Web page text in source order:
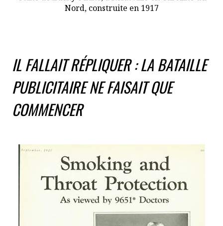
Nord, construite en 1917
IL FALLAIT RÉPLIQUER : LA BATAILLE
PUBLICITAIRE NE FAISAIT QUE
COMMENCER